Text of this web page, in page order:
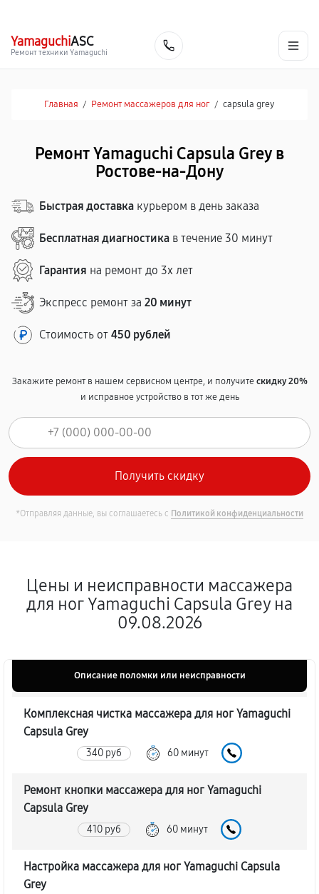
YamaguchiASC
Ремонт техники Yamaguchi
Главная / Ремонт массажеров для ног / capsula grey
Ремонт Yamaguchi Capsula Grey в
Ростове-на-Дону
Быстрая доставка курьером в день заказа
Бесплатная диагностика в течение 30 минут
Гарантия на ремонт до 3х лет
Экспресс ремонт за 20 минут
Стоимость от 450 рублей
Закажите ремонт в нашем сервисном центре, и получитескидку 20%
и исправное устройство в тот же день
*Отправляя данные, вы соглашаетесь с Политикой конфиденциальности
Цены и неисправности массажера
для ног Yamaguchi Capsula Grey на
09.08.2026
Описание поломки или неисправности
Комплексная чистка массажера для ног Yamaguchi
Capsula Grey
340 руб 60 минут
Ремонт кнопки массажера для ног Yamaguchi
Capsula Grey
410 руб 60 минут
Настройка массажера для ног Yamaguchi Capsula
Grey